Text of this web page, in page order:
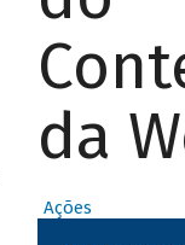
da
Ações